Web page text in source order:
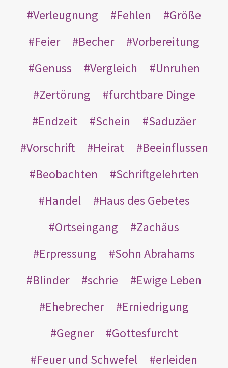
Verleugnung Fehlen
Größe
Feier
Becher
Vorbereitung
Genuss
Vergleich
Unruhen
Zertörung
furchtbare Dinge
Endzeit
Schein
Saduzäer
Vorschrift
Heirat
Beeinflussen
Beobachten
Schriftgelehrten
Handel
Haus des Gebetes
Ortseingang
Zachäus
Erpressung
Sohn Abrahams
Blinder
schrie
Ewige Leben
Ehebrecher
Erniedrigung
Gegner
Gottesfurcht
Feuer und Schwefel
erleiden